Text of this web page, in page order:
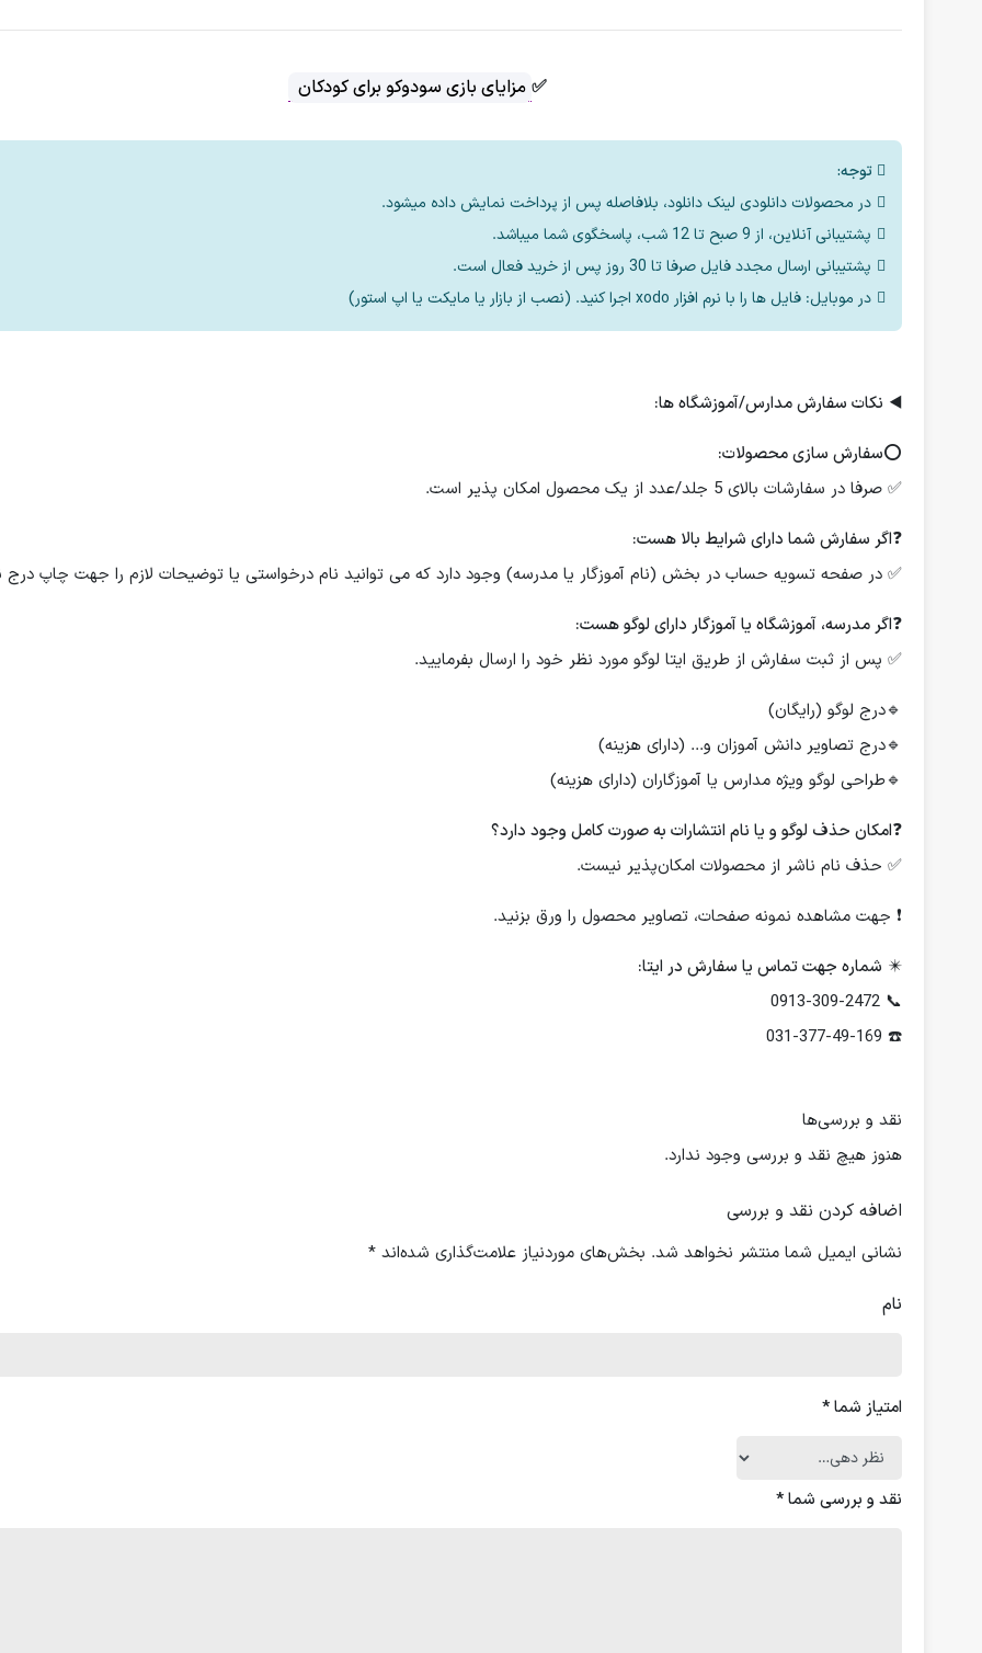
✅ مزایای بازی سودوکو برای کودکان
توجه:
در محصولات دانلودی لینک دانلود، بلافاصله پس از پرداخت نمایش داده میشود.
پشتیبانی آنلاین، از 9 صبح تا 12 شب، پاسخگوی شما میباشد.
پشتیبانی ارسال مجدد فایل صرفا تا 30 روز پس از خرید فعال است.
در موبایل: فایل ها را با نرم افزار xodo اجرا کنید. (نصب از بازار یا مایکت یا اپ استور)
◀️ نکات سفارش مدارس/آموزشگاه ها:
⭕️سفارش سازی محصولات:
✅ صرفا در سفارشات بالای 5 جلد/عدد از یک محصول امکان پذیر است.
❓اگر سفارش شما دارای شرایط بالا هست:
✅ در صفحه تسویه حساب در بخش (نام آموزگار یا مدرسه) وجود دارد که می توانید نام درخواستی یا توضیحات لازم را جهت چاپ درج
❓اگر مدرسه، آموزشگاه یا آموزگار دارای لوگو هست:
✅ پس از ثبت سفارش از طریق ایتا لوگو مورد نظر خود را ارسال بفرمایید.
🔹درج لوگو (رایگان)
🔹درج تصاویر دانش آموزان و... (دارای هزینه)
🔹طراحی لوگو ویژه مدارس یا آموزگاران (دارای هزینه)
❓امکان حذف لوگو و یا نام انتشارات به صورت کامل وجود دارد؟
✅ حذف نام ناشر از محصولات امکان‌پذیر نیست.
❗️ جهت مشاهده نمونه صفحات، تصاویر محصول را ورق بزنید.
✴️ شماره جهت تماس یا سفارش در ایتا:
📞 0913-309-2472
☎️ 031-377-49-169
نقد و بررسی‌ها
هنوز هیچ نقد و بررسی وجود ندارد.
اضافه کردن نقد و بررسی
نشانی ایمیل شما منتشر نخواهد شد. بخش‌های موردنیاز علامت‌گذاری شده‌اند*
نام
امتیاز شما*
نقد و بررسی شما*